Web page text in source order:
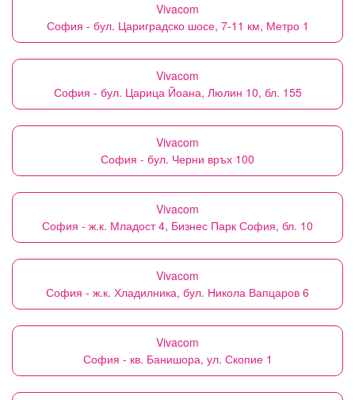
Vivacom
София - бул. Цариградско шосе, 7-11 км, Метро 1
Vivacom
София - бул. Царица Йоана, Люлин 10, бл. 155
Vivacom
София - бул. Черни връх 100
Vivacom
София - ж.к. Младост 4, Бизнес Парк София, бл. 10
Vivacom
София - ж.к. Хладилника, бул. Никола Вапцаров 6
Vivacom
София - кв. Банишора, ул. Скопие 1